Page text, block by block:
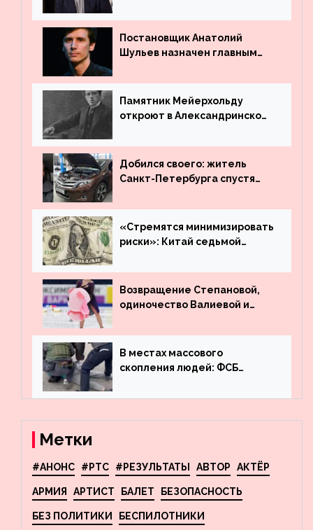
Постановщик Анатолий
Шульев назначен главным
Вахтангова
Памятник Мейерхольду
откроют в Александринском
Добился своего: житель
Санкт-Петербурга спустя
угнанную в Казахстан
машину
«Стремятся минимизировать
риски»: Китай седьмой
деньги из американского
госдолга
Возвращение Степановой,
одиночество Валиевой и
что обсуждают в мире
фигурного катания
В местах массового
скопления людей: ФСБ
террористов, планировавших
Метки
#АНОНС #РТС #РЕЗУЛЬТАТЫ АВТОР АКТЁР
АРМИЯ АРТИСТ БАЛЕТ БЕЗОПАСНОСТЬ
БЕЗ ПОЛИТИКИ БЕСПИЛОТНИКИ